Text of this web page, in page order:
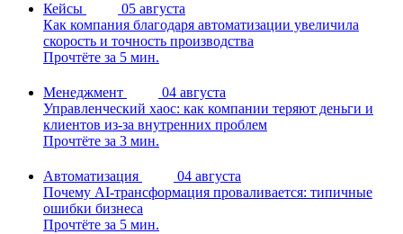
Кейсы
05 августа
Как компания благодаря автоматизации увеличила
скорость и точность производства
Прочтёте за 5 мин.
Менеджмент
04 августа
Управленческий хаос: как компании теряют деньги и
клиентов из-за внутренних проблем
Прочтёте за 3 мин.
Автоматизация
04 августа
Почему AI-трансформация проваливается: типичные
ошибки бизнеса
Прочтёте за 5 мин.